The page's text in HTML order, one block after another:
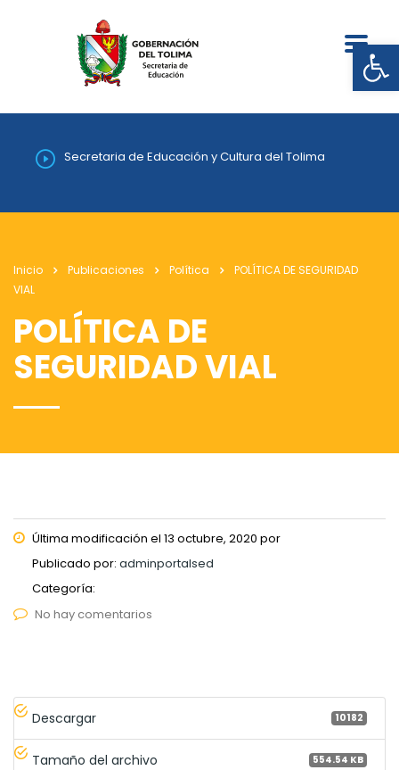
Secretaria de Educación y Cultura del Tolima
Inicio Publicaciones Política
POLÍTICA DE SEGURIDAD
VIAL
POLÍTICA DE
SEGURIDAD VIAL
Última modificación el 13 octubre, 2020 por
Publicado por: adminportalsed
Categoría:
No hay comentarios
Descargar 10182
Tamaño del archivo 554.54 KB